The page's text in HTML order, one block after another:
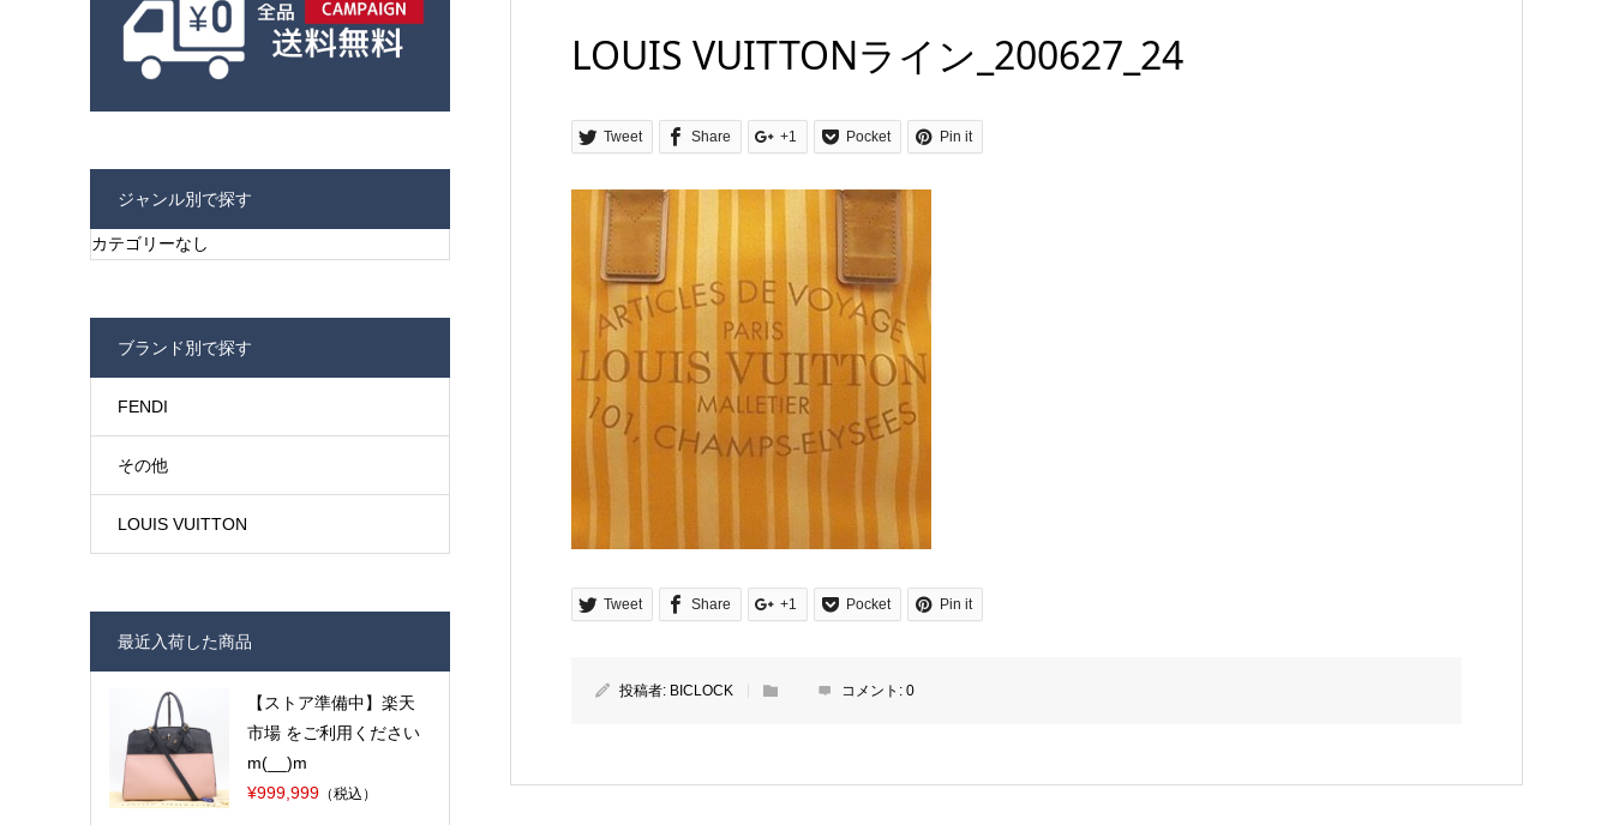
LOUIS VUITTONライン_200627_24
Tweet Share +1 Pocket Pin it
Tweet Share +1 Pocket Pin it
投稿者: BICLOCK コメント: 0
ジャンル別で探す
カテゴリーなし
ブランド別で探す
FENDI
その他
LOUIS VUITTON
最近入荷した商品
【ストア準備中】楽天
市場 をご利用ください
m(__)m
¥999,999（税込）